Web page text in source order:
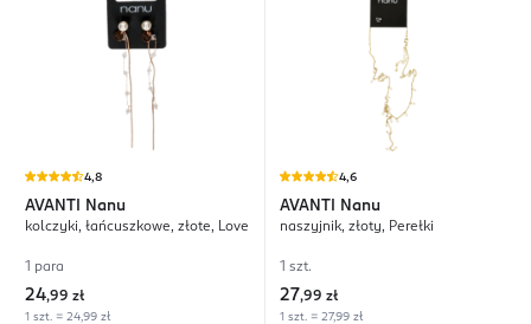
4,8
AVANTI Nanu
kolczyki, łańcuszkowe, złote, Love
1 para
24,99 zł
1 szt. = 24,99 zł
4,6
AVANTI Nanu
naszyjnik, złoty, Perełki
1 szt.
27,99 zł
1 szt. = 27,99 zł